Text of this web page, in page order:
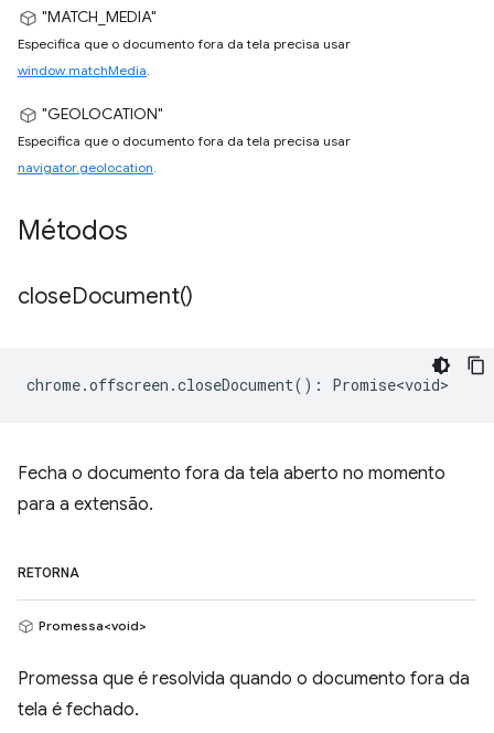
"MATCH_MEDIA"
Especifica que o documento fora da tela precisa usar
window.matchMedia.
"GEOLOCATION"
Especifica que o documento fora da tela precisa usar
navigator.geolocation.
Métodos
closeDocument()
chrome.offscreen .closeDocument() : Promise<void>
Fecha o documento fora da tela aberto no momento
para a extensão.
RETORNA
Promessa<void>
Promessa que é resolvida quando o documento fora da
tela é fechado.